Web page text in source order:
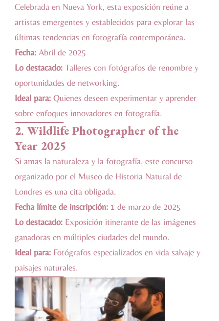
Celebrada en Nueva York, esta exposición reúne a
artistas emergentes y establecidos para explorar las
últimas tendencias en fotografía contemporánea.
Fecha: Abril de 2025
Lo destacado: Talleres con fotógrafos de renombre y
oportunidades de networking.
Ideal para: Quienes deseen experimentar y aprender
sobre enfoques innovadores en fotografía.
2. Wildlife Photographer of the
Year 2025
Si amas la naturaleza y la fotografía, este concurso
organizado por el Museo de Historia Natural de
Londres es una cita obligada.
Fecha límite de inscripción: 1 de marzo de 2025
Lo destacado: Exposición itinerante de las imágenes
ganadoras en múltiples ciudades del mundo.
Ideal para: Fotógrafos especializados en vida salvaje y
paisajes naturales.